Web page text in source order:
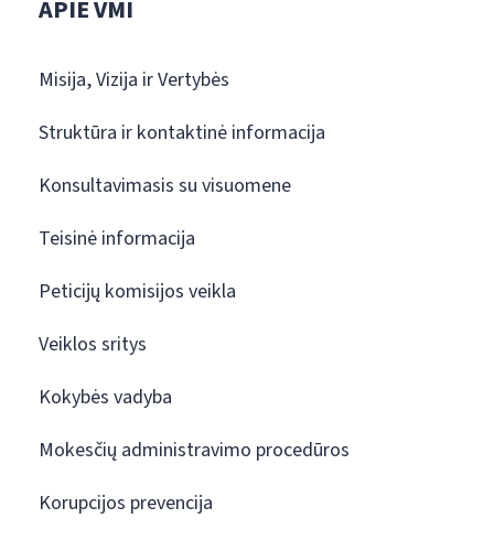
APIE VMI
Misija, Vizija ir Vertybės
Struktūra ir kontaktinė informacija
Konsultavimasis su visuomene
Teisinė informacija
Peticijų komisijos veikla
Veiklos sritys
Kokybės vadyba
Mokesčių administravimo procedūros
Korupcijos prevencija